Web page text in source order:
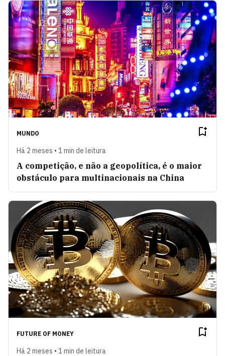
MUNDO
Há 2 meses • 1 min de leitura
A competição, e não a geopolítica, é o maior
obstáculo para multinacionais na China
FUTURE OF MONEY
Há 2 meses • 1 min de leitura